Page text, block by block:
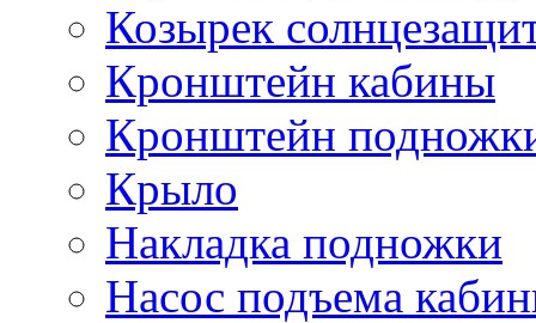
Козырек
Кронштейн кабины
Кронштейн
Крыло
Накладка подножки
Насос подъема